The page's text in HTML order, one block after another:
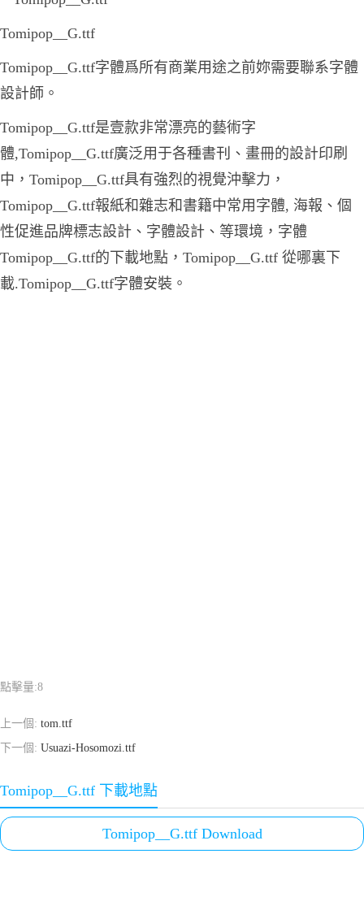
Tomipop__G.ttf
Tomipop__G.ttf字體爲所有商業用途之前妳需要聯系字體
設計師。
Tomipop__G.ttf是壹款非常漂亮的藝術字
體,Tomipop__G.ttf廣泛用于各種書刊、畫冊的設計印刷
中，Tomipop__G.ttf具有強烈的視覺沖擊力，
Tomipop__G.ttf報紙和雜志和書籍中常用字體, 海報、個
性促進品牌標志設計、字體設計、等環境，字體
Tomipop__G.ttf的下載地點，Tomipop__G.ttf 從哪裏下
載.Tomipop__G.ttf字體安裝。
點擊量:8
上一個: tom.ttf
下一個: Usuazi-Hosomozi.ttf
Tomipop__G.ttf 下載地點
Tomipop__G.ttf Download